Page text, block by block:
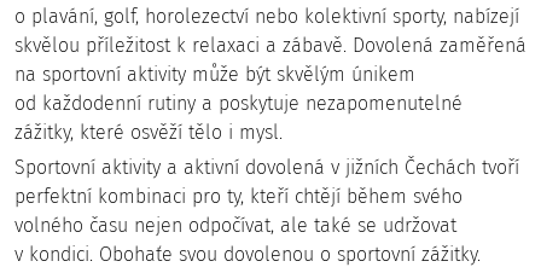
o plavání, golf, horolezectví nebo kolektivní sporty, nabízejí
skvělou příležitost k relaxaci a zábavě. Dovolená zaměřená
na sportovní aktivity může být skvělým únikem
od každodenní rutiny a poskytuje nezapomenutelné
zážitky, které osvěží tělo i mysl.
Sportovní aktivity a aktivní dovolená v jižních Čechách tvoří
perfektní kombinaci pro ty, kteří chtějí během svého
volného času nejen odpočívat, ale také se udržovat
v kondici. Obohaťe svou dovolenou o sportovní zážitky.